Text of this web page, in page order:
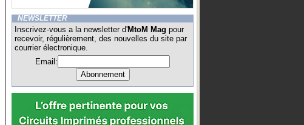
NEWSLETTER
Inscrivez-vous a la newsletter d'MtoM Mag pour
recevoir, régulièrement, des nouvelles du site par
courrier électronique.
Email: